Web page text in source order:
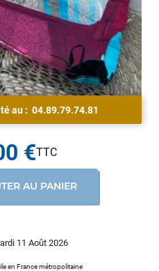
au : 04.89.79.74.81
11 Août 2026
en France métropolitaine
€
AU PANIER